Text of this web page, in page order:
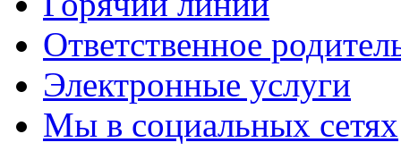
Ответственное
Электронные услуги
Мы в социальных сетях